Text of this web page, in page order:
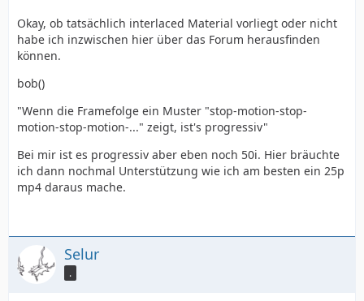
Okay, ob tatsächlich interlaced Material vorliegt oder nicht
habe ich inzwischen hier über das Forum herausfinden
können.
bob()
"Wenn die Framefolge ein Muster "stop-motion-stop-
motion-stop-motion-..." zeigt, ist's progressiv"
Bei mir ist es progressiv aber eben noch 50i. Hier bräuchte
ich dann nochmal Unterstützung wie ich am besten ein 25p
mp4 daraus mache.
Selur
.